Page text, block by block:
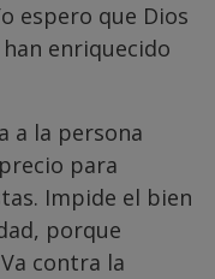
espero que Dios
enriquecido
a la persona
para
Impide el bien
porque
contra la